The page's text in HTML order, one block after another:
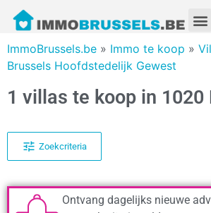
ImmoBrussels.be » Immo te koop »
Brussels Hoofdstedelijk Gewest
1 villas te koop in 1020
Zoekcriteria
Ontvang dagelijks nieuwe